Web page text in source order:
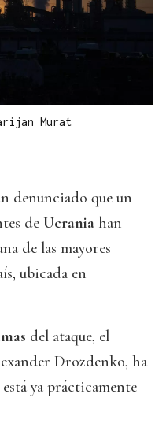
Murat
denunciado que un
de Ucrania han
de las mayores
ubicada en
del ataque, el
Drozdenko, ha
ya prácticamente